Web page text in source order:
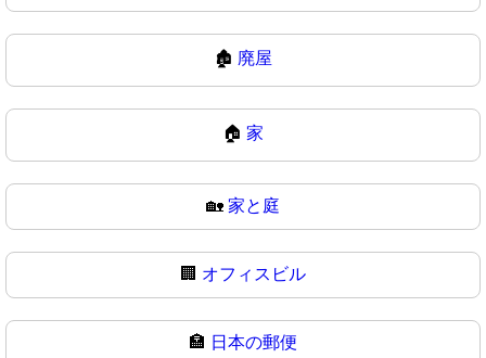
🏚 廃屋
🏠 家
🏡 家と庭
🏢 オフィスビル
🏣 日本の郵便